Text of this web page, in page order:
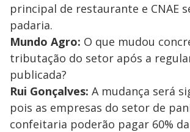
principal de restaurante e CNAE
padaria.
Mundo Agro: O que mudou
tributação do setor após a
publicada?
Rui Gonçalves: A mudança será
pois as empresas do setor de
confeitaria poderão pagar 60%